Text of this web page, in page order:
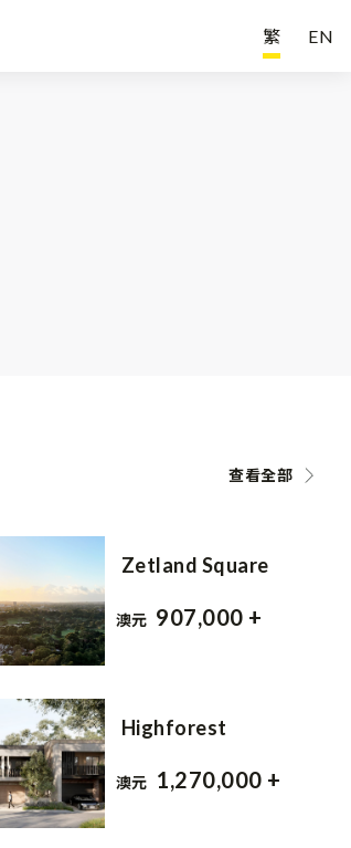
EN
繁
查看全部
Zetland Square
澳元 907,000 +
Highforest
澳元 1,270,000 +